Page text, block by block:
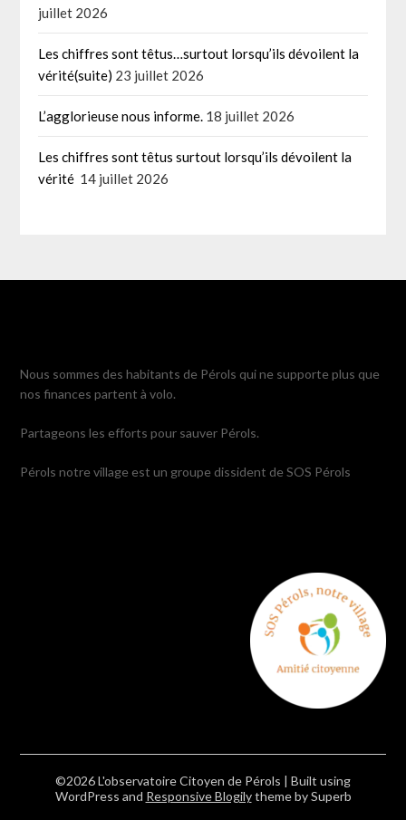
juillet 2026
Les chiffres sont têtus…surtout lorsqu’ils dévoilent la
vérité(suite) 23 juillet 2026
L’agglorieuse nous informe. 18 juillet 2026
Les chiffres sont têtus surtout lorsqu’ils dévoilent la
vérité 14 juillet 2026
Nous sommes des habitants de Pérols qui ne supporte plus que
nos finances partent à volo.
Partageons les efforts pour sauver Pérols.
Pérols notre village est un groupe dissident de SOS Pérols
©2026 L'observatoire Citoyen de Pérols | Built using
WordPress and Responsive Blogilytheme by Superb